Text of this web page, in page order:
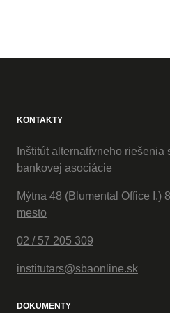
KONTAKTY
Inštitút alternatívneho riešenia
bankovej asociácie
Mýtna 48 (Blumental Office I.)
mesto
02 / 57 205 309
institutars@sbaonline.sk
DOKUMENTY